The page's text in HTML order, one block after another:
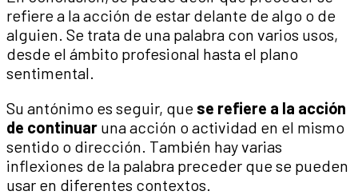
refiere a la acción de estar delante de algo o de
alguien. Se trata de una palabra con varios usos,
desde el ámbito profesional hasta el plano
sentimental.
Su antónimo es seguir, que se refiere a la acción
de continuar una acción o actividad en el mismo
sentido o dirección. También hay varias
inflexiones de la palabra preceder que se pueden
usar en diferentes contextos.